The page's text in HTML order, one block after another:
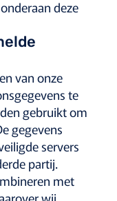
deze
van onze
te
gebruikt om
gegevens
servers
partij.
met